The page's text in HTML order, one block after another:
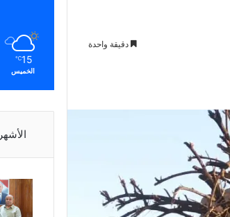
دقيقة واحدة
15
℃
الخميس
الأشهر